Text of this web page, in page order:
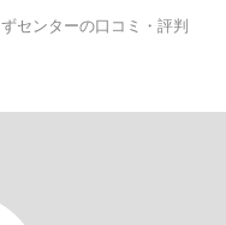
センターの口コミ・評判